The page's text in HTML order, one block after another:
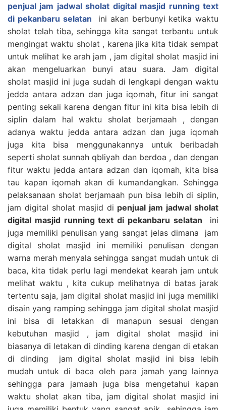
penjual jam jadwal sholat digital masjid running text
di pekanbaru selatan ini akan berbunyi ketika waktu
sholat telah tiba, sehingga kita sangat terbantu untuk
mengingat waktu sholat , karena jika kita tidak sempat
untuk melihat ke arah jam , jam digital sholat masjid ini
akan mengeluarkan bunyi atau suara. Jam digital
sholat masjid ini juga sudah di lengkapi dengan waktu
jedda antara adzan dan juga iqomah, fitur ini sangat
penting sekali karena dengan fitur ini kita bisa lebih di
siplin dalam hal waktu sholat berjamaah , dengan
adanya waktu jedda antara adzan dan juga iqomah
juga kita bisa menggunakannya untuk beribadah
seperti sholat sunnah qbliyah dan berdoa , dan dengan
fitur waktu jedda antara adzan dan iqomah, kita bisa
tau kapan iqomah akan di kumandangkan. Sehingga
pelaksanaan sholat berjamaah pun bisa lebih di siplin,
jam digital sholat masjid di penjual jam jadwal sholat
digital masjid running text di pekanbaru selatan ini
juga memiliki penulisan yang sangat jelas dimana jam
digital sholat masjid ini memiliki penulisan dengan
warna merah menyala sehingga sangat mudah untuk di
baca, kita tidak perlu lagi mendekat kearah jam untuk
melihat waktu , kita cukup melihatnya di batas jarak
tertentu saja, jam digital sholat masjid ini juga memiliki
disain yang ramping sehingga jam digital sholat masjid
ini bisa di letakkan di manapun sesuai dengan
kebutuhan masjid , jam digital sholat masjid ini
biasanya di letakan di dinding karena dengan di etakan
di dinding jam digital sholat masjid ini bisa lebih
mudah untuk di baca oleh para jamah yang lainnya
sehingga para jamaah juga bisa mengetahui kapan
waktu sholat akan tiba, jam digital sholat masjid ini